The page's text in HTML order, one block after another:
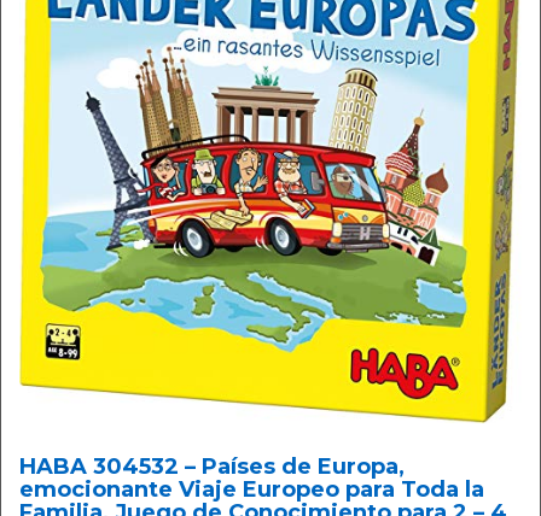
HABA 304532 – Países de Europa,
emocionante Viaje Europeo para Toda la